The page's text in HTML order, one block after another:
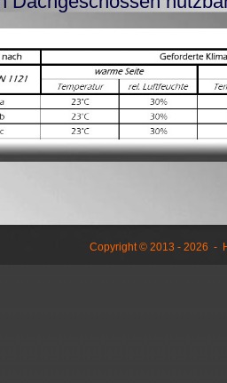
Copyright © 2013 - 2026 -